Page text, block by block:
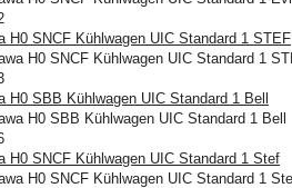
H0 SNCF Kühlwagen UIC Standard 1 STEF
H0 SBB Kühlwagen UIC Standard 1 Bell
H0 SNCF Kühlwagen UIC Standard 1 Stef